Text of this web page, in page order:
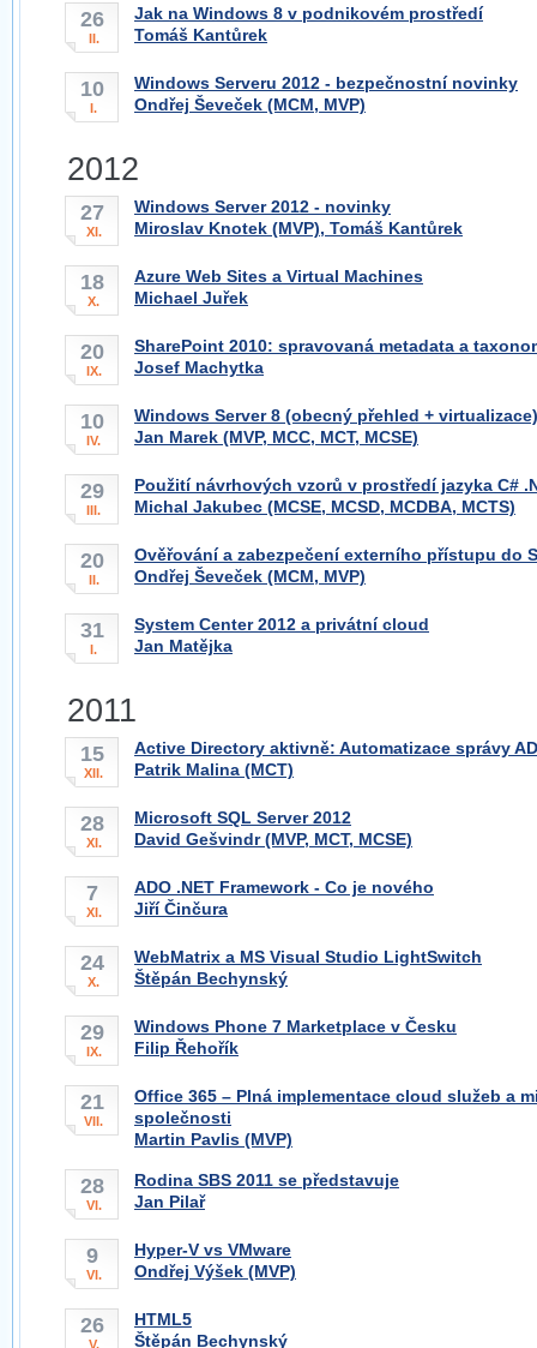
26
II.
Jak na Windows 8 v podnikovém prostředí
Tomáš Kantůrek
10
I.
Windows Serveru 2012 - bezpečnostní novinky
Ondřej Ševeček (MCM, MVP)
2012
27
XI.
Windows Server 2012 - novinky
Miroslav Knotek (MVP), Tomáš Kantůrek
18
X.
Azure Web Sites a Virtual Machines
Michael Juřek
20
IX.
SharePoint 2010: spravovaná metadata a
Josef Machytka
10
IV.
Windows Server 8 (obecný přehled + virtualizace)
Jan Marek (MVP, MCC, MCT, MCSE)
29
III.
Použití návrhových vzorů v prostředí jazyka C#
Michal Jakubec (MCSE, MCSD, MCDBA, MCTS)
20
II.
Ověřování a zabezpečení externího přístupu do
Ondřej Ševeček (MCM, MVP)
31
I.
System Center 2012 a privátní cloud
Jan Matějka
2011
15
XII.
Active Directory aktivně: Automatizace správy
Patrik Malina (MCT)
28
XI.
Microsoft SQL Server 2012
David Gešvindr (MVP, MCT, MCSE)
7
XI.
ADO .NET Framework - Co je nového
Jiří Činčura
24
X.
WebMatrix a MS Visual Studio LightSwitch
Štěpán Bechynský
29
IX.
Windows Phone 7 Marketplace v Česku
Filip Řehořík
21
VII.
Office 365 – Plná implementace cloud služeb a
společnosti
Martin Pavlis (MVP)
28
VI.
Rodina SBS 2011 se představuje
Jan Pilař
9
VI.
Hyper-V vs VMware
Ondřej Výšek (MVP)
26
V.
HTML5
Štěpán Bechynský